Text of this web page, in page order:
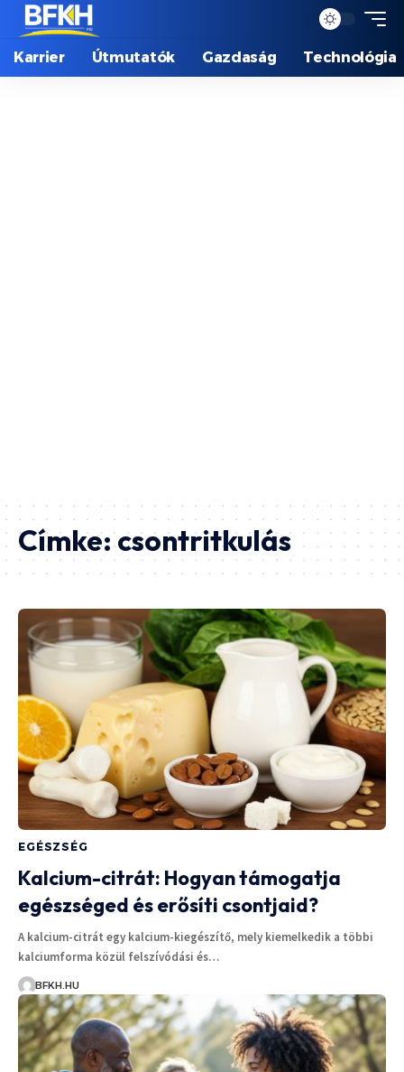
Karrier Útmutatók Gazdaság Technológia
Címke:csontritkulás
EGÉSZSÉG
Kalcium-citrát: Hogyan támogatja
egészséged és erősíti csontjaid?
A kalcium-citrát egy kalcium-kiegészítő, mely kiemelkedik a többi
kalciumforma közül felszívódási és…
BFKH.HU